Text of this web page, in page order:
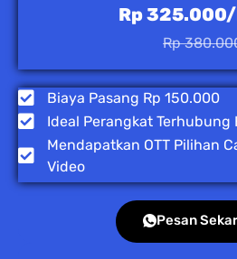
Rp
Rp
Biaya Pasang Rp 150.000
Ideal Perangkat Terhubung
Mendapatkan OTT Pilihan
Video
Pesan